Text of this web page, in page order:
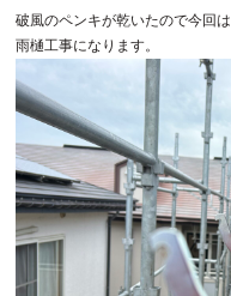
破風のペンキが乾いたので今回は
雨樋工事になります。